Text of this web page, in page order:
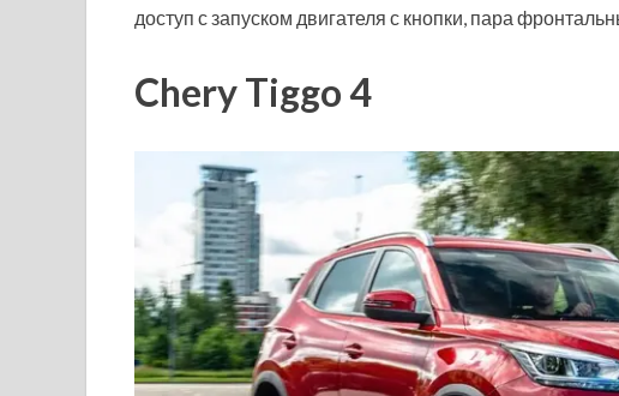
доступ с запуском двигателя с кнопки, пара
Chery Tiggo 4